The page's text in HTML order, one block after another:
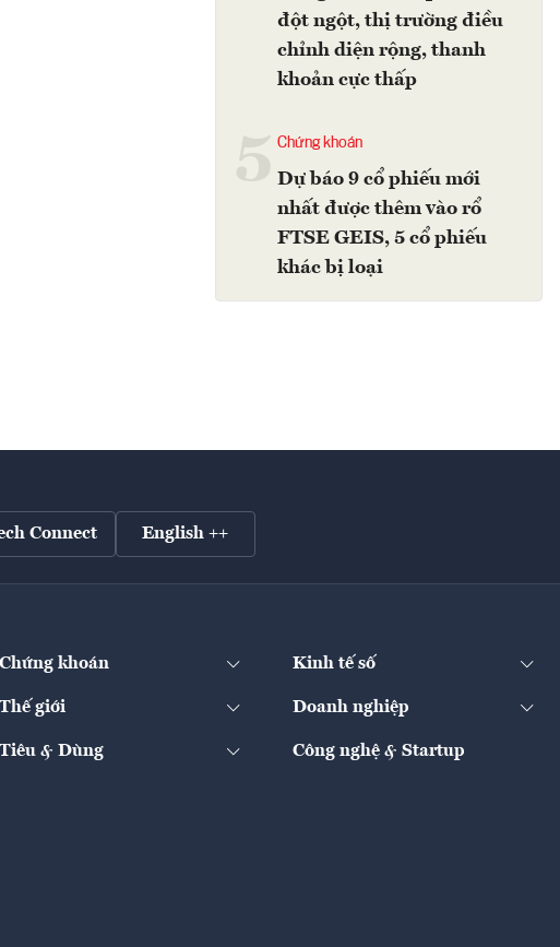
đột ngột, thị trường điều
chỉnh diện rộng, thanh
khoản cực thấp
Chứng khoán
Dự báo 9 cổ phiếu mới
nhất được thêm vào rổ
FTSE GEIS, 5 cổ phiếu
khác bị loại
Connect English ++
Chứng khoán Kinh tế số
Thế giới Doanh nghiệp
Tiêu & Dùng Công nghệ & Startup